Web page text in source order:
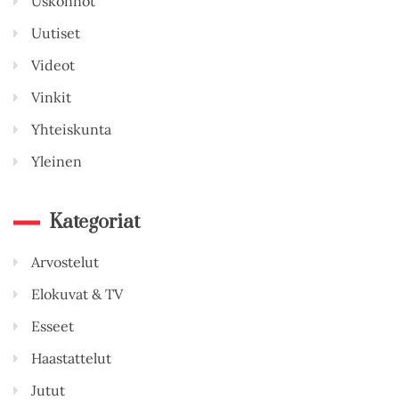
Uutiset
Videot
Vinkit
Yhteiskunta
Yleinen
Kategoriat
Arvostelut
Elokuvat & TV
Esseet
Haastattelut
Jutut